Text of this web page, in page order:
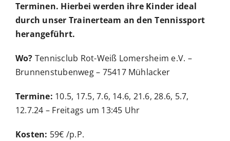
Terminen. Hierbei werden ihre Kinder ideal
durch unser Trainerteam an den Tennissport
herangeführt.
Wo? Tennisclub Rot-Weiß Lomersheim e.V. –
Brunnenstubenweg – 75417 Mühlacker
Termine: 10.5, 17.5, 7.6, 14.6, 21.6,28.6, 5.7,
12.7.24 – Freitags um 13:45 Uhr
Kosten: 59€ /p.P.